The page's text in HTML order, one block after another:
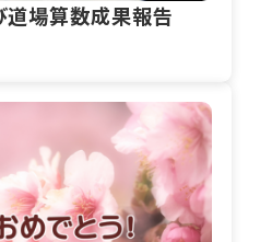
道場算数成果報告